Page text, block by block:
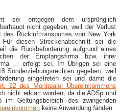
sei entgegen dem ursprünglich
nicht gegeben, weil der Verlust
Rücklufttransportes von New York
diesen Streckenabschnitt sei die
die Rückbeförderung aufgrund eines
der Empfangsfirma bzw. ihrer
… erfolgt sei. Im Übrigen sei eine
Sonderziehungsrechten gegeben, weil
eingetreten sei und damit die
22 des Montrealer Übereinkommens
nicht erklärt worden, da die ADSp und
Geltungsbereich des zwingenden
keine Anwendung fänden.